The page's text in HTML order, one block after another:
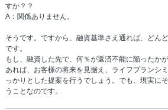
すか？？
A：関係ありません。
そうです。ですから、融資基準さえ通れば、どん
です。
もし、融資した先で、何％が返済不能に陥ったか
あれば、お客様の将来を見据え、ライフプランシ
っかりとした提案を行うでしょう。でも、現実に
うことなのです。